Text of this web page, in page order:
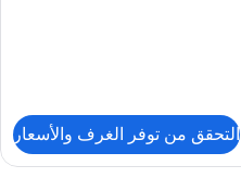
التحقق من توفر الغرف والأسعار